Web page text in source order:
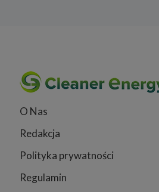
O Nas
Redakcja
Polityka prywatności
Regulamin